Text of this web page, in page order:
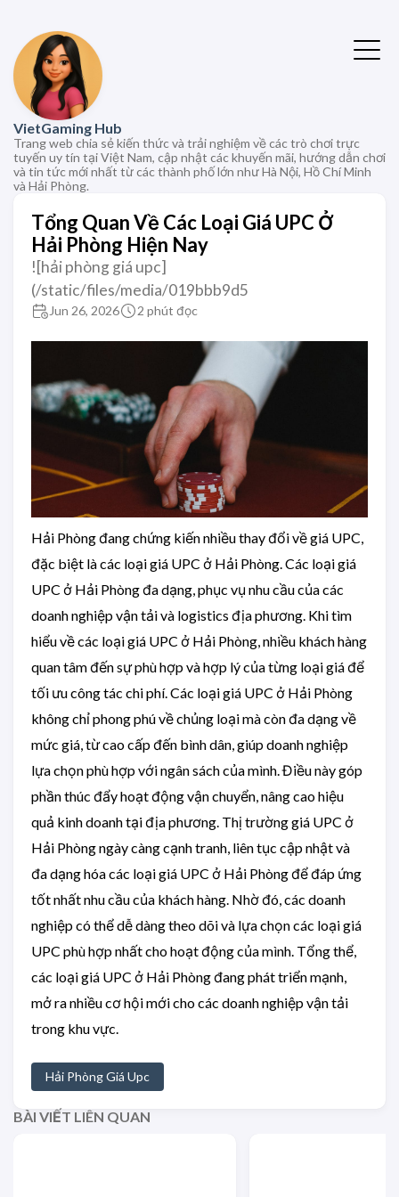
VietGaming Hub
Trang web chia sẻ kiến thức và trải nghiệm về các trò chơi trực
tuyến uy tín tại Việt Nam, cập nhật các khuyến mãi, hướng dẫn chơi
và tin tức mới nhất từ các thành phố lớn như Hà Nội, Hồ Chí Minh
và Hải Phòng.
Tổng Quan Về Các Loại Giá UPC Ở
Hải Phòng Hiện Nay
![hải phòng giá upc]
(/static/files/media/019bbb9d5
Jun 26, 2026 2 phút đọc
Hải Phòng đang chứng kiến nhiều thay đổi về giá UPC,
đặc biệt là các loại giá UPC ở Hải Phòng. Các loại giá
UPC ở Hải Phòng đa dạng, phục vụ nhu cầu của các
doanh nghiệp vận tải và logistics địa phương. Khi tìm
hiểu về các loại giá UPC ở Hải Phòng, nhiều khách hàng
quan tâm đến sự phù hợp và hợp lý của từng loại giá để
tối ưu công tác chi phí. Các loại giá UPC ở Hải Phòng
không chỉ phong phú về chủng loại mà còn đa dạng về
mức giá, từ cao cấp đến bình dân, giúp doanh nghiệp
lựa chọn phù hợp với ngân sách của mình. Điều này góp
phần thúc đẩy hoạt động vận chuyển, nâng cao hiệu
quả kinh doanh tại địa phương. Thị trường giá UPC ở
Hải Phòng ngày càng cạnh tranh, liên tục cập nhật và
đa dạng hóa các loại giá UPC ở Hải Phòng để đáp ứng
tốt nhất nhu cầu của khách hàng. Nhờ đó, các doanh
nghiệp có thể dễ dàng theo dõi và lựa chọn các loại giá
UPC phù hợp nhất cho hoạt động của mình. Tổng thể,
các loại giá UPC ở Hải Phòng đang phát triển mạnh,
mở ra nhiều cơ hội mới cho các doanh nghiệp vận tải
trong khu vực.
Hải Phòng Giá Upc
BÀI VIẾT LIÊN QUAN